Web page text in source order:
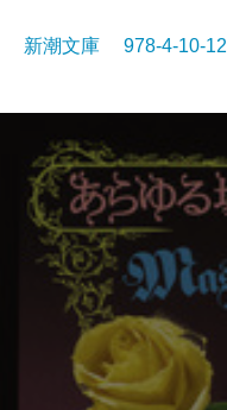
新潮文庫 978-4-10-